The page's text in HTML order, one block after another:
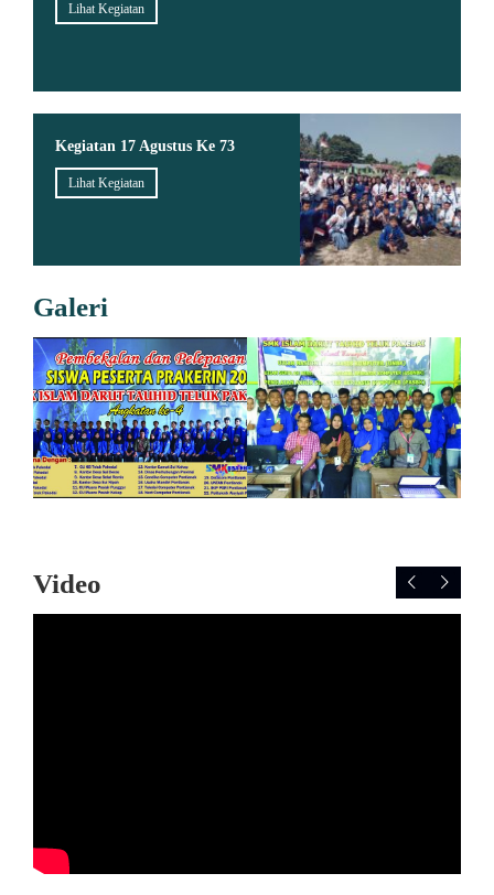
Lihat Kegiatan
Kegiatan 17 Agustus Ke 73
Lihat Kegiatan
Galeri
Video